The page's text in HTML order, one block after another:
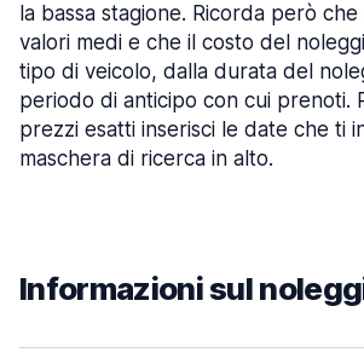
la bassa stagione. Ricorda però
valori medi e che il costo del
tipo di veicolo, dalla durata del
periodo di anticipo con cui prenoti.
prezzi esatti inserisci le date che ti
maschera di ricerca in alto.
Informazioni sul